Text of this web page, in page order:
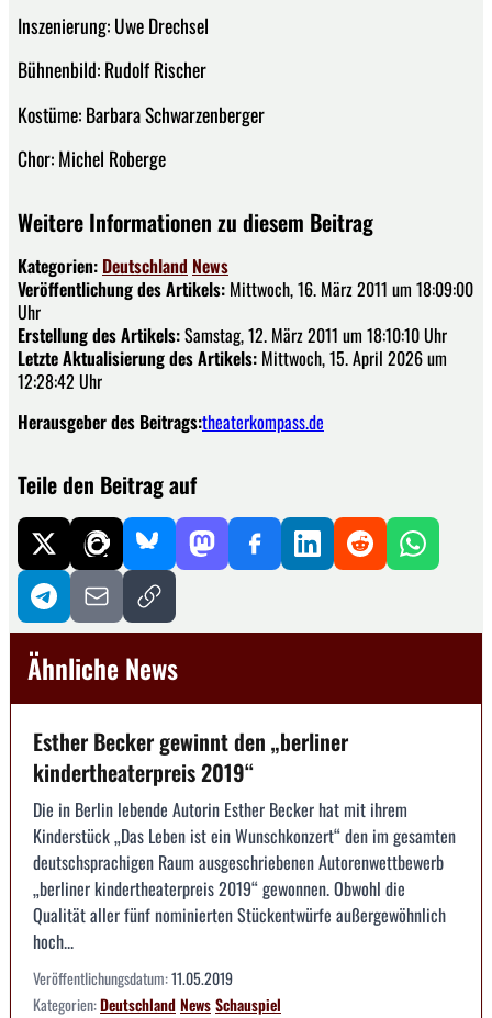
Inszenierung: Uwe Drechsel
Bühnenbild: Rudolf Rischer
Kostüme: Barbara Schwarzenberger
Chor: Michel Roberge
Weitere Informationen zu diesem Beitrag
Kategorien: Deutschland News
Veröffentlichung des Artikels: Mittwoch, 16. März 2011 um 18:09:00
Uhr
Erstellung des Artikels:Samstag, 12. März 2011 um 18:10:10 Uhr
Letzte Aktualisierung des Artikels: Mittwoch, 15. April 2026 um
12:28:42 Uhr
Herausgeber des Beitrags:theaterkompass.de
Teile den Beitrag auf
Ähnliche News
Esther Becker gewinnt den „berliner
kindertheaterpreis 2019“
Die in Berlin lebende Autorin Esther Becker hat mit ihrem
Kinderstück „Das Leben ist ein Wunschkonzert“ den im gesamten
deutschsprachigen Raum ausgeschriebenen Autorenwettbewerb
„berliner kindertheaterpreis 2019“ gewonnen. Obwohl die
Qualität aller fünf nominierten Stückentwürfe außergewöhnlich
hoch...
Veröffentlichungsdatum:11.05.2019
Kategorien:DeutschlandNewsSchauspiel